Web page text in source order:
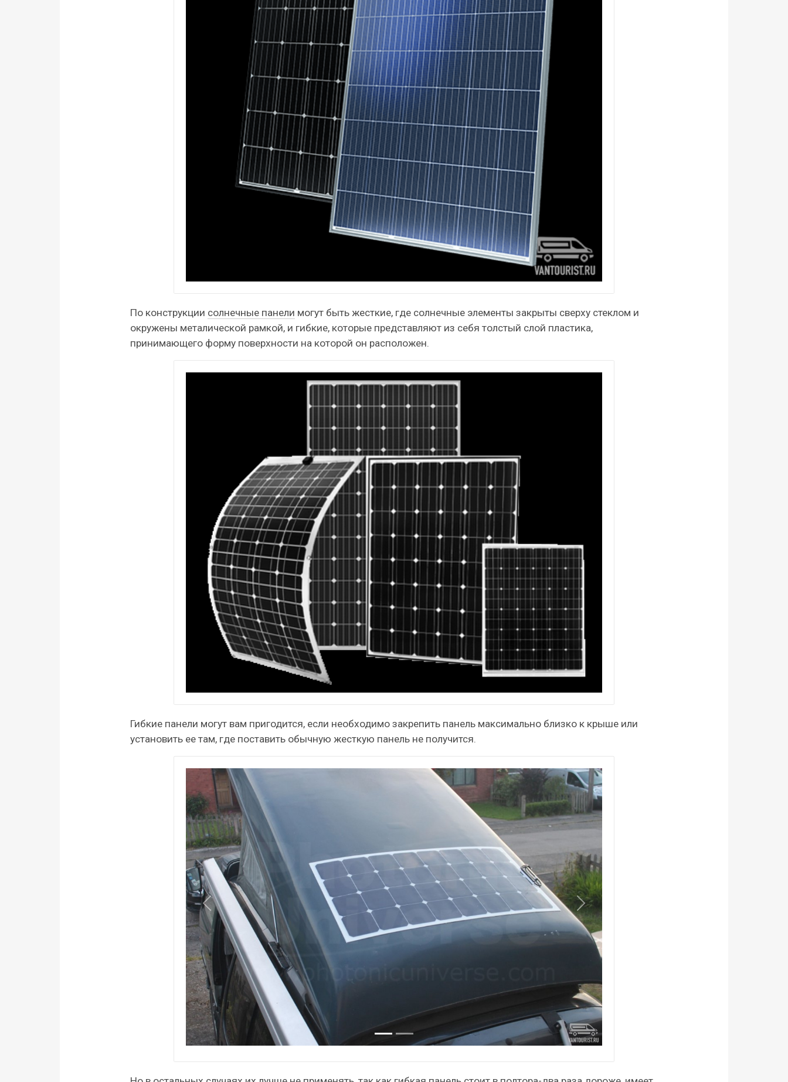
По конструкции солнечные панели могут быть жесткие, где солнечные элементы закрыты сверху стеклом и
окружены металической рамкой, и гибкие, которые представляют из себя толстый слой пластика,
принимающего форму поверхности на которой он расположен.
Гибкие панели могут вам пригодится, если необходимо закрепить панель максимально близко к крыше или
установить ее там, где поставить обычную жесткую панель не получится.
Назад Дальше